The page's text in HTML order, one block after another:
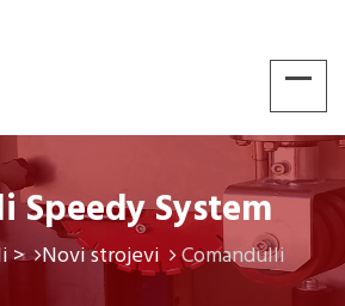
Speedy System
> Novi strojevi
Comandulli